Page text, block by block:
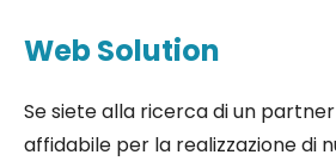
Web Solution
Se siete alla ricerca di un
affidabile per la realizzazione di